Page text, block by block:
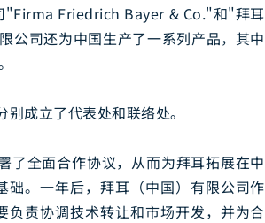
"Firma Friedrich Bayer & Co."和"拜耳
公司还为中国生产了一系列产品，其中
成立了代表处和联络处。
了全面合作协议，从而为拜耳拓展在中
础。一年后，拜耳（中国）有限公司作
负责协调技术转让和市场开发，并为合